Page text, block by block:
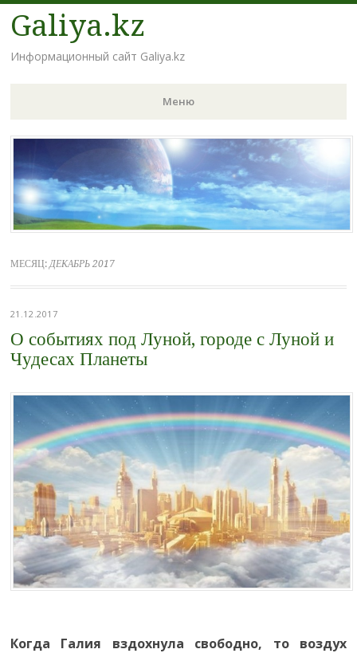
Galiya.kz
Информационный сайт Galiya.kz
Меню
Наверх
МЕСЯЦ:ДЕКАБРЬ 2017
21.12.2017
О событиях под Луной, городе с Луной и
Чудесах Планеты
Когда Галия вздохнула свободно, то воздух